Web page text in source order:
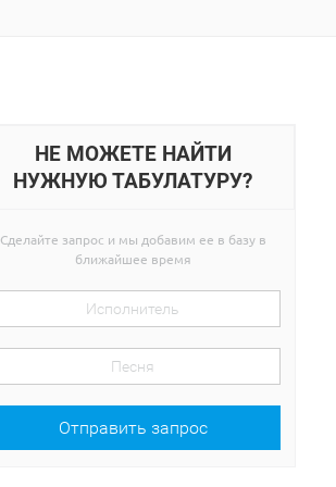
НЕ МОЖЕТЕ НАЙТИ
НУЖНУЮ ТАБУЛАТУРУ?
Сделайте запрос и мы добавим ее в базу в
ближайшее время
Отправить запрос